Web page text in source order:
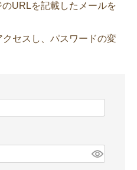
URLを記載したメールを
セスし、パスワードの変